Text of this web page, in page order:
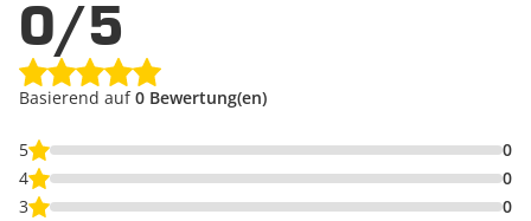
0/5
Basierend auf0 Bewertung(en)
5
0
4
0
3
0